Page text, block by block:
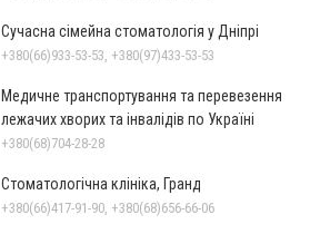
Сучасна сімейна стоматологія у Дніпрі
+380(66)933-53-53, +380(97)433-53-53
Медичне транспортування та перевезення
лежачих хворих та інвалідів по Україні
+380(68)704-28-28
Стоматологічна клініка, Гранд
+380(66)417-91-90, +380(68)656-66-06